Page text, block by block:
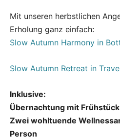
Mit unseren herbstlichen
Erholung ganz einfach:
Slow Autumn Harmony in
Slow Autumn Retreat in
Inklusive:
Übernachtung mit Frühstück
Zwei wohltuende
Person